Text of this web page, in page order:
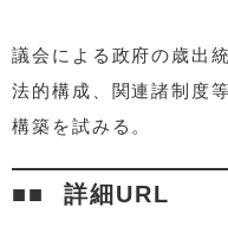
議会による政府の歳出
法的構成、関連諸制度
構築を試みる。
詳細URL